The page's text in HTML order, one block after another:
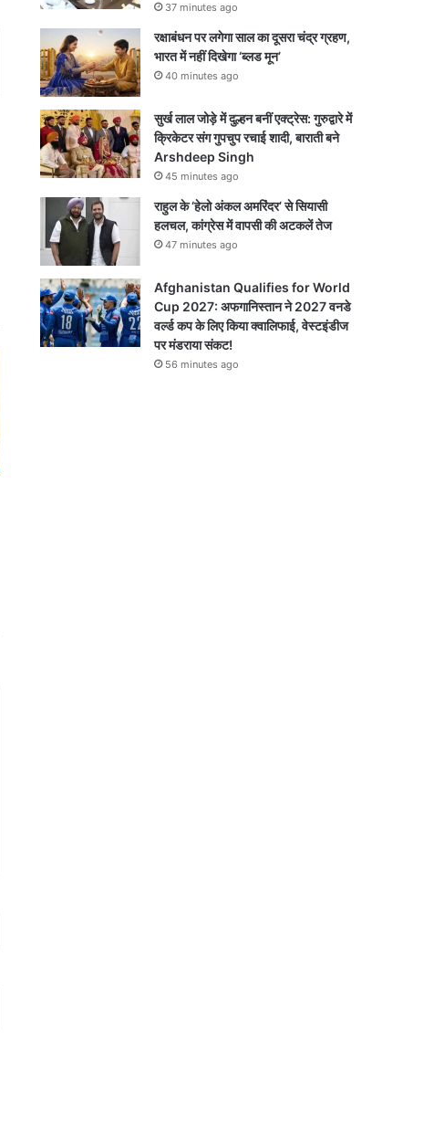
37 minutes ago
रक्षाबंधन पर लगेगा साल का दूसरा चंद्र ग्रहण,
भारत में नहीं दिखेगा ‘ब्लड मून’
40 minutes ago
सुर्ख लाल जोड़े में दुल्हन बनीं एक्ट्रेस: गुरुद्वारे में
क्रिकेटर संग गुपचुप रचाई शादी, बाराती बने
Arshdeep Singh
45 minutes ago
राहुल के ‘हेलो अंकल अमरिंदर’ से सियासी
हलचल, कांग्रेस में वापसी की अटकलें तेज
47 minutes ago
Afghanistan Qualifies for World
Cup 2027: अफगानिस्तान ने 2027 वनडे
वर्ल्ड कप के लिए किया क्वालिफाई, वेस्टइंडीज
पर मंडराया संकट!
56 minutes ago